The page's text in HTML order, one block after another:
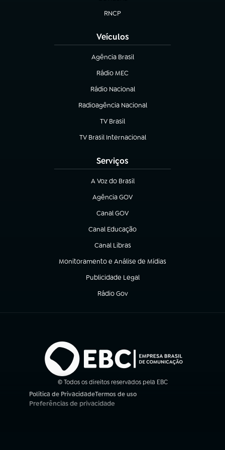
RNCP
(abre em nova aba)
Veículos
Agência Brasil
(abre em nova aba)
Rádio MEC
Rádio Nacional
(abre em nova aba)
Radioagência Nacional
(abre em nova aba)
TV Brasil
(abre em nova aba)
TV Brasil Internacional
(abre em nova aba)
Serviços
A Voz do Brasil
(abre em nova aba)
Agência GOV
(abre em nova aba)
Canal GOV
(abre em nova aba)
Canal Educação
(abre em nova aba)
Canal Libras
(abre em nova aba)
Monitoramento e Análise de Mídias
(abre em nova aba)
Publicidade Legal
(abre em nova aba)
Rádio Gov
(abre em nova aba)
© Todos os direitos reservados pela EBC
Política de Privacidade
(abre em nova aba)
Termos de uso
(abre em nova aba)
Preferências de privacidade